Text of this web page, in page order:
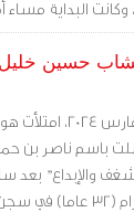
وكانت البداية
حسين
مرآة البحرين (خاص):
باسم ناصر بن
الشغف والإبداع"